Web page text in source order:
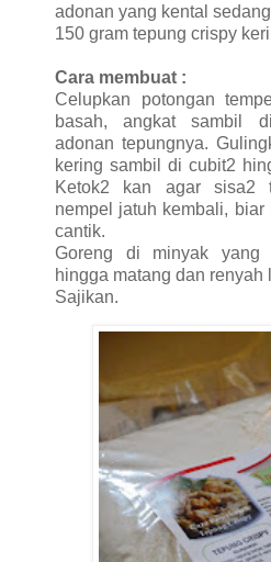
adonan yang kental
150 gram tepung crispy
Cara membuat :
Celupkan potongan
basah, angkat sambil
adonan tepungnya.
kering sambil di cubit2
Ketok2 kan agar sisa2
nempel jatuh kembali,
cantik.
Goreng di minyak yang
hingga matang dan renyah
Sajikan.